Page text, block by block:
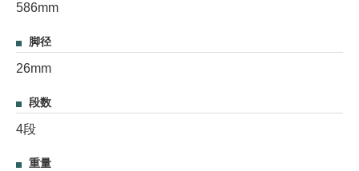
586mm
脚径
26mm
段数
4段
重量